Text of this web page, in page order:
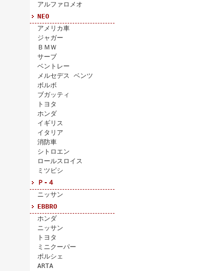
アルファロメオ
NEO
アメリカ車
ジャガー
ＢＭＷ
サーブ
ベントレー
メルセデス ベンツ
ボルボ
ブガッティ
トヨタ
ホンダ
イギリス
イタリア
消防車
シトロエン
ロールスロイス
ミツビシ
Ｐ-４
ニッサン
EBBRO
ホンダ
ニッサン
トヨタ
ミニクーパー
ポルシェ
ARTA